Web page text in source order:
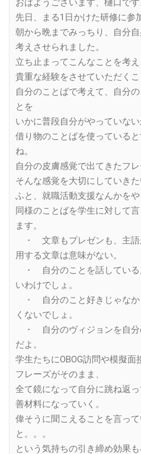
おはようございます、樋口です
先日、まる1日かけた研修に参
朝から晩までみっちり、自分
考えさせられました。
立ち止まってこんなことを考
貴重な経験をさせていただくこ
自分のことばで考えて、自分
とを
いかに普段自分がやっていない
借り物のことばを使っている
ね。
自分の皮膚感覚で出てきたフレ
そんな感覚を大切にしていきた
ふと、就職活動支援なんかを
同様のことばを学生に対して
ます。
・ 文章もプレゼンも、主語
用する文章は意味がない。
・ 自分のことを話している
いわけでしょ。
・ 自分のこと好きじゃなか
くないでしょ。
・ 自分のヴィジョンを自分
だよ。
学生たちにOBOG訪問や模擬
フレーズがそのまま、
全て鏡になって自分に跳ね返
善材料になっていく。
偉そうに聞こえることを言っ
と。。。
という気持ちの引き締め効果も